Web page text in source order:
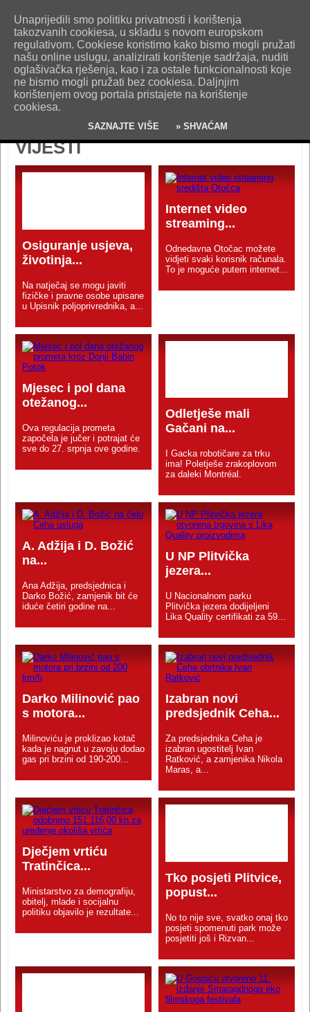
O nama Kontakt Oglašavanje Impresum
Uvjeti korištenja
Pošaljite nam vijest!
VIJESTI
Osiguranje usjeva,
životinja...
Na natječaj se mogu javiti
fizičke i pravne osobe upisane
u Upisnik poljoprivrednika, a...
Internet video
streaming...
Odnedavna Otočac možete
vidjeti svaki korisnik računala.
To je moguće putem internet...
Mjesec i pol dana
otežanog...
Ova regulacija prometa
započela je jučer i potrajat će
sve do 27. srpnja ove godine.
Odletješe mali
Gačani na...
I Gacka robotičare za trku
ima! Poletješe zrakoplovom
za daleki Montréal.
A. Adžija i D. Božić
na...
Ana Adžija, predsjednica i
Darko Božić, zamjenik bit će
iduće četiri godine na...
U NP Plitvička
jezera...
U Nacionalnom parku
Plitvička jezera dodijeljeni
Lika Quality certifikati za 59...
Darko Milinović pao
s motora...
Milinoviću je proklizao kotač
kada je nagnut u zavoju dodao
gas pri brzini od 190-200...
Izabran novi
predsjednik Ceha...
Za predsjednika Ceha je
izabran ugostitelj Ivan
Ratković, a zamjenika Nikola
Maras, a...
Dječjem vrtiću
Tratinčica...
Ministarstvo za demografiju,
obitelj, mlade i socijalnu
politiku objavilo je rezultate...
Tko posjeti Plitvice,
popust...
No to nije sve, svatko onaj tko
posjeti spomenuti park može
posjetiti još i Rizvan...
Unaprijedili smo politiku privatnosti i korištenja
takozvanih cookiesa, u skladu s novom europskom
regulativom. Cookiese koristimo kako bismo mogli pružati
našu online uslugu, analizirati korištenje sadržaja, nuditi
oglašivačka rješenja, kao i za ostale funkcionalnosti koje
ne bismo mogli pružati bez cookiesa. Daljnjim
korištenjem ovog portala pristajete na korištenje
cookiesa.
SAZNAJTE VIŠE » SHVAĆAM